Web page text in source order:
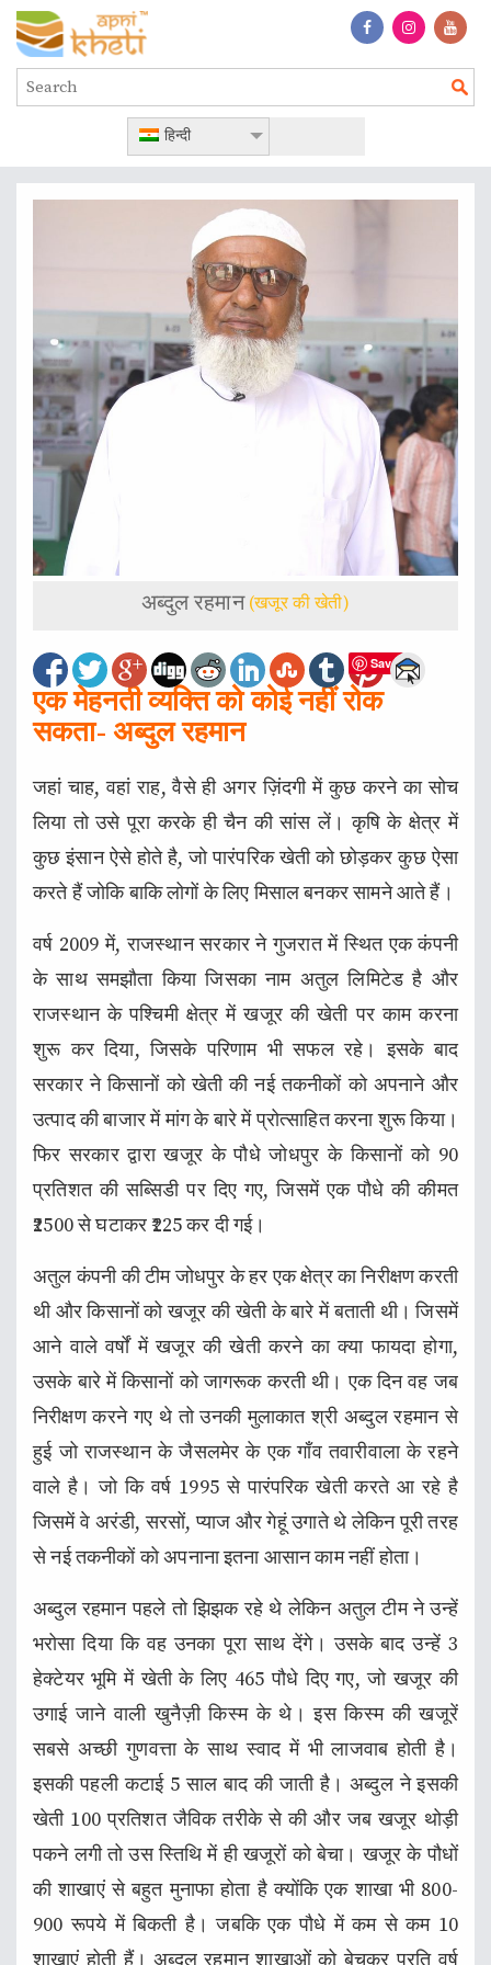
हिन्दी
अब्दुल रहमान (खजूर की खेती)
Save
एक मेहनती व्यक्ति को कोई नहीं रोक
सकता- अब्दुल रहमान
जहां चाह, वहां राह, वैसे ही अगर ज़िंदगी में कुछ करने का सोच
लिया तो उसे पूरा करके ही चैन की सांस लें। कृषि के क्षेत्र में
कुछ इंसान ऐसे होते है, जो पारंपरिक खेती को छोड़कर कुछ ऐसा
करते हैं जोकि बाकि लोगों के लिए मिसाल बनकर सामने आते हैं।
वर्ष 2009 में, राजस्थान सरकार ने गुजरात में स्थित एक कंपनी
के साथ समझौता किया जिसका नाम अतुल लिमिटेड है और
राजस्थान के पश्चिमी क्षेत्र में खजूर की खेती पर काम करना
शुरू कर दिया, जिसके परिणाम भी सफल रहे। इसके बाद
सरकार ने किसानों को खेती की नई तकनीकों को अपनाने और
उत्पाद की बाजार में मांग के बारे में प्रोत्साहित करना शुरू किया।
फिर सरकार द्वारा खजूर के पौधे जोधपुर के किसानों को 90
प्रतिशत की सब्सिडी पर दिए गए, जिसमें एक पौधे की कीमत
₹2500 से घटाकर ₹225 कर दी गई।
अतुल कंपनी की टीम जोधपुर के हर एक क्षेत्र का निरीक्षण करती
थी और किसानों को खजूर की खेती के बारे में बताती थी। जिसमें
आने वाले वर्षों में खजूर की खेती करने का क्या फायदा होगा,
उसके बारे में किसानों को जागरूक करती थी। एक दिन वह जब
निरीक्षण करने गए थे तो उनकी मुलाकात श्री अब्दुल रहमान से
हुई जो राजस्थान के जैसलमेर के एक गाँव तवारीवाला के रहने
वाले है। जो कि वर्ष 1995 से पारंपरिक खेती करते आ रहे है
जिसमें वे अरंडी, सरसों, प्याज और गेहूं उगाते थे लेकिन पूरी तरह
से नई तकनीकों को अपनाना इतना आसान काम नहीं होता।
अब्दुल रहमान पहले तो झिझक रहे थे लेकिन अतुल टीम ने उन्हें
भरोसा दिया कि वह उनका पूरा साथ देंगे। उसके बाद उन्हें 3
हेक्टेयर भूमि में खेती के लिए 465 पौधे दिए गए, जो खजूर की
उगाई जाने वाली खुनैज़ी किस्म के थे। इस किस्म की खजूरें
सबसे अच्छी गुणवत्ता के साथ स्वाद में भी लाजवाब होती है।
इसकी पहली कटाई 5 साल बाद की जाती है। अब्दुल ने इसकी
खेती 100 प्रतिशत जैविक तरीके से की और जब खजूर थोड़ी
पकने लगी तो उस स्तिथि में ही खजूरों को बेचा। खजूर के पौधों
की शाखाएं से बहुत मुनाफा होता है क्योंकि एक शाखा भी 800-
900 रूपये में बिकती है। जबकि एक पौधे में कम से कम 10